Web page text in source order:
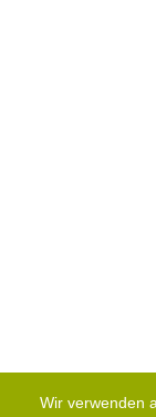
Wir verwenden